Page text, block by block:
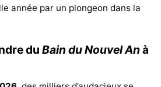
année par un plongeon dans la
du Bain du Nouvel An à